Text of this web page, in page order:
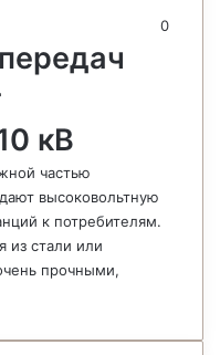
0
кВ
частью
высоковольтную
к потребителям.
из стали или
прочными,